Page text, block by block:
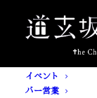
イベント
バー営業